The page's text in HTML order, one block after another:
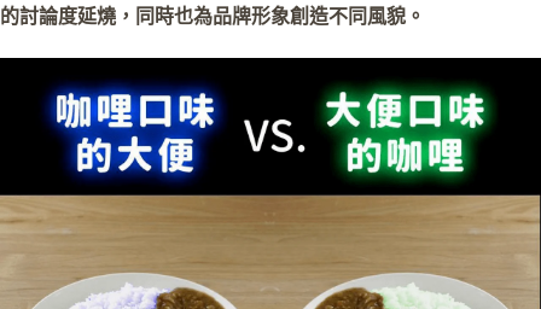
的討論度延燒，同時也為品牌形象創造不同風貌。